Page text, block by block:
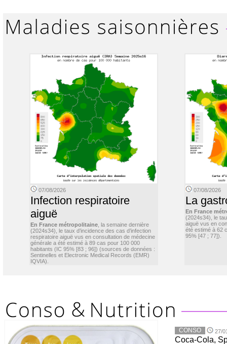
07/08/2026
Infection respiratoire
aiguë
En France métropolitaine , la semaine dernière
(2024s34), le taux d’incidence des cas d’infection
respiratoire aiguë vus en consultation de médecine
générale a été estimé à 89 cas pour 100 000
habitants (IC 95% [83 ; 96]) (sources de données :
Sentinelles et Electronic Medical Records (EMR)
IQVIA).
07/08/2026
La
En France
(2024s34), le
aiguë vus en
été estimé à 62
95% [47 ; 77]).
CONSO 27/
Coca-Cola,